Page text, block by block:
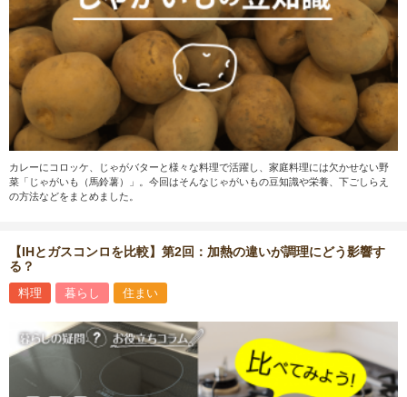
カレーにコロッケ、じゃがバターと様々な料理で活躍し、家庭料理には欠かせない野
菜「じゃがいも（馬鈴薯）」。今回はそんなじゃがいもの豆知識や栄養、下ごしらえ
の方法などをまとめました。
【IHとガスコンロを比較】第2回：加熱の違いが調理にどう影響す
る？
料理 暮らし 住まい